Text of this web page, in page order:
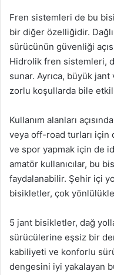
Fren sistemleri de bu
bir diğer özelliğidir.
sürücünün güvenliği
Hidrolik fren sistemleri,
sunar. Ayrıca, büyük
zorlu koşullarda bile
Kullanım alanları
veya off-road turları için
ve spor yapmak için de
amatör kullanıcılar, bu
faydalanabilir. Şehir içi
bisikletler, çok
5 jant bisikletler, dağ
sürücülerine eşsiz bir
kabiliyeti ve konforlu
dengesini iyi yakalayan